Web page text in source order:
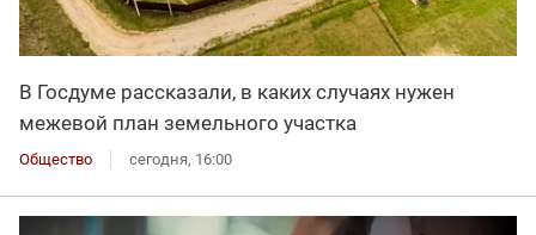
В Госдуме рассказали, в каких случаях нужен
межевой план земельного участка
Общество сегодня, 16:00